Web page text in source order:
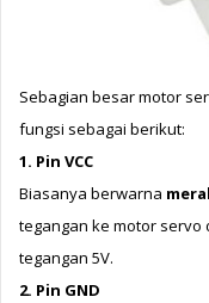
Sebagian besar motor
fungsi sebagai berikut:
1. Pin VCC
Biasanya berwarna
tegangan ke motor
tegangan 5V.
2. Pin GND